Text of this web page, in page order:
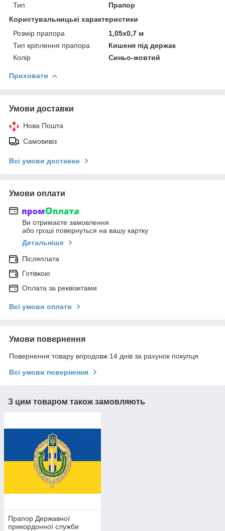
Тип
Прапор
Користувальницькі характеристики
Розмір прапора
1,05х0,7 м
Тип кріплення прапора
Кишеня під держак
Колір
Синьо-жовтий
Приховати
Умови доставки
Нова Пошта
Самовивіз
Всі умови доставки
Умови оплати
Ви отримаєте замовлення
або гроші повернуться на вашу картку
Детальніше
Післяплата
Готівкою
Оплата за реквізитами
Всі умови оплати
Умови повернення
Повернення товару впродовж 14 днів за рахунок покупця
Всі умови повернення
З цим товаром також замовляють
Прапор Державної
прикордонної служби